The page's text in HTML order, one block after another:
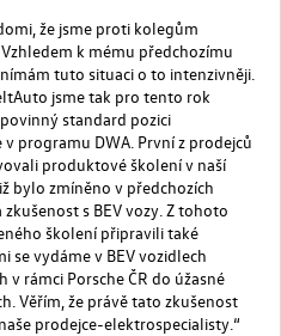
že jsme proti kolegům
k mému předchozímu
tuto situaci o to intenzivněji.
jsme tak pro tento rok
standard pozici
programu DWA. První z prodejců
produktové školení v naší
bylo zmíněno v předchozích
s BEV vozy. Z tohoto
školení připravili také
se vydáme v BEV vozidlech
rámci Porsche ČR do úžasné
Věřím, že právě tato zkušenost
prodejce-elektrospecialisty.“